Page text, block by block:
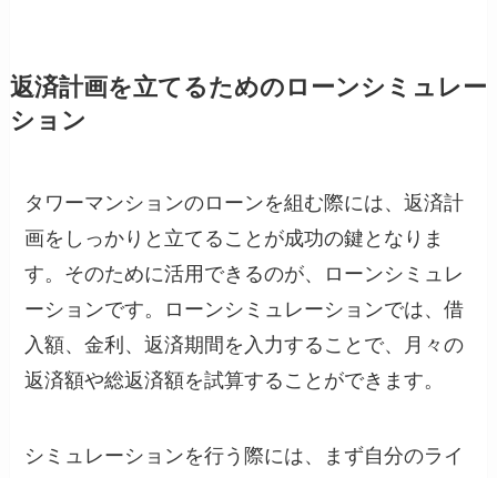
返済計画を立てるためのローンシミュレー
ション
タワーマンションのローンを組む際には、返済計
画をしっかりと立てることが成功の鍵となりま
す。そのために活用できるのが、ローンシミュレ
ーションです。ローンシミュレーションでは、借
入額、金利、返済期間を入力することで、月々の
返済額や総返済額を試算することができます。
シミュレーションを行う際には、まず自分のライ